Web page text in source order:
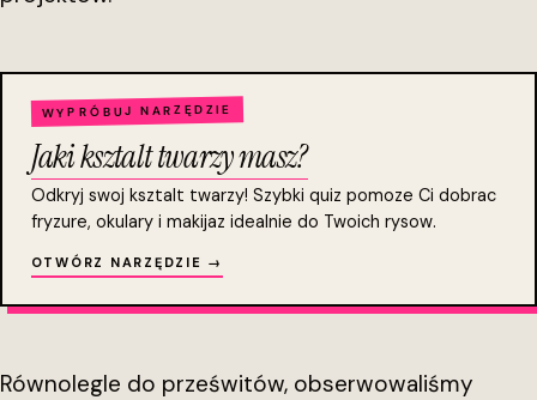
WYPRÓBUJ NARZĘDZIE
Jaki ksztalt twarzy masz?
Odkryj swoj ksztalt twarzy! Szybki quiz pomoze Ci dobrac
fryzure, okulary i makijaz idealnie do Twoich rysow.
OTWÓRZ NARZĘDZIE →
Równolegle do prześwitów, obserwowaliśmy